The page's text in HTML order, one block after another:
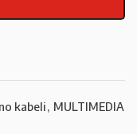
kabeli, MULTIMEDIA